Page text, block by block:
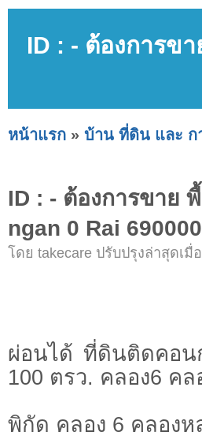
ID : - ต้องการข
หน้าแรก » บ้าน ที่ดิน และ ก
ID : - ต้องการขาย
ngan 0 Rai
โดย takecare ปรับปรุงล่าสุดเมื่
ผ่อนได้ ที่ดินติดคอน
100 ตรว. คลอง6 ค
พิกัด คลอง 6 คลอง